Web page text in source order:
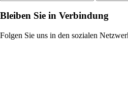
Bleiben Sie in Verbindung
Folgen Sie uns in den sozialen